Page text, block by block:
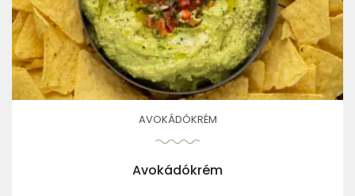
AVOKÁDÓKRÉM
Avokádókrém